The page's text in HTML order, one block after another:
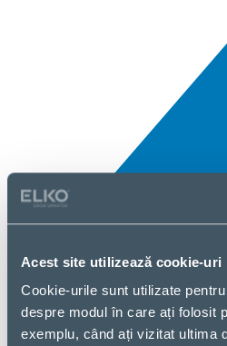
Acest site utilizează cookie-uri
Cookie-urile sunt utilizate
despre modul în care ați folosit
exemplu, când ați vizitat ultima
Toate noutățile
10 Apr, 2025